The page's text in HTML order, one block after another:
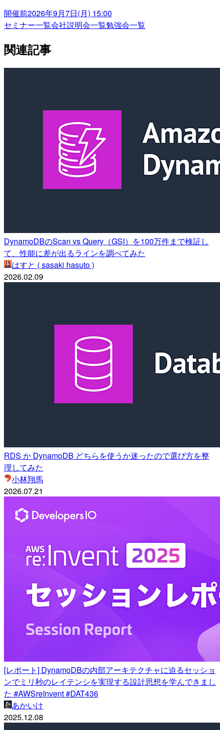
開催前2026年9月7日(月) 15:00
セミナー一覧会社説明会一覧勉強会一覧
関連記事
DynamoDBのScan vs Query（GSI）を100万件まで検証し
て、性能に差が出るラインを調べてみた
はすと ( sasaki hasuto )
2026.02.09
RDS か DynamoDB どちらを使うか迷ったので選び方を整
理してみた
小林翔馬
2026.07.21
[レポート] DynamoDBの内部アーキテクチャに迫るセッショ
ンでミリ秒のレイテンシを実現する設計思想を学んできまし
た #AWSreInvent #DAT436
あかいけ
2025.12.08